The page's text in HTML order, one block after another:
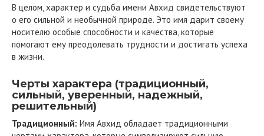
В целом, характер и судьба имени Авхид свидетельствуют
о его сильной и необычной природе. Это имя дарит своему
носителю особые способности и качества, которые
помогают ему преодолевать трудности и достигать успеха
в жизни.
Черты характера (традиционный,
сильный, уверенный, надежный,
решительный)
Традиционный: Имя Авхид обладает традиционными